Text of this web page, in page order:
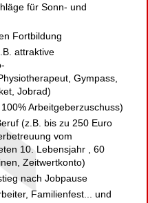
für Sonn- und
Fortbildung
attraktive
Gympass,
Jobrad)
Arbeitgeberzuschuss)
(z.B. bis zu 250 Euro
vom
10. Lebensjahr , 60
Zeitwertkonto)
nach Jobpause
Familienfest... und